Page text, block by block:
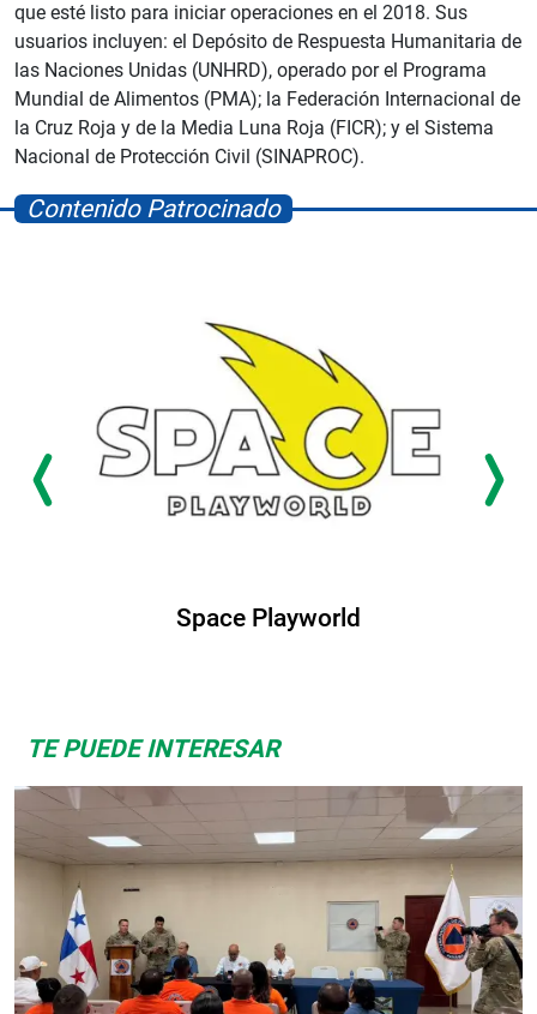
que esté listo para iniciar operaciones en el 2018. Sus
usuarios incluyen: el Depósito de Respuesta Humanitaria de
las Naciones Unidas (UNHRD), operado por el Programa
Mundial de Alimentos (PMA); la Federación Internacional de
la Cruz Roja y de la Media Luna Roja (FICR); y el Sistema
Nacional de Protección Civil (SINAPROC).
Contenido Patrocinado
Space Playworld
TE PUEDE INTERESAR